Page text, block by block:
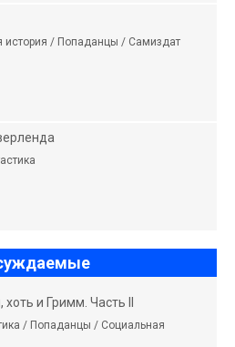
история / Попаданцы / Самиздат
и Гримм. Часть II
/ Попаданцы / Социальная